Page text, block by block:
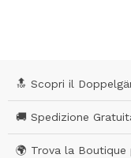
🔝 Scopri il
🚚 Spedizione
🌍 Trova la Boutique